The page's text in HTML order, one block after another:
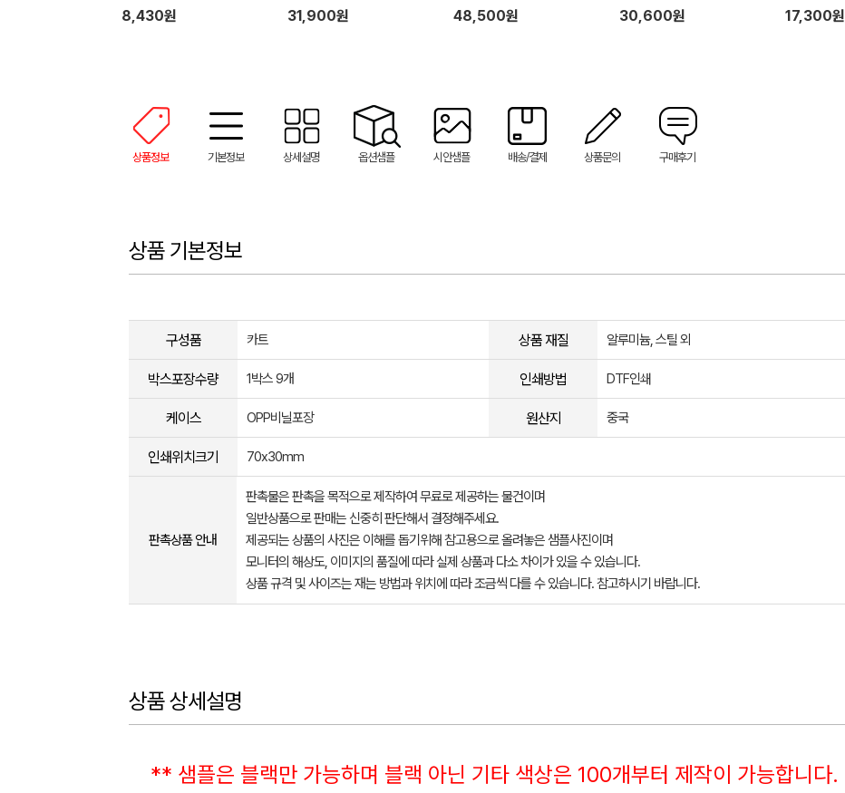
8,430원
x450mm)
31,900원 48,500원 30,600원 17,300원
상품정보 기본정보 상세설명 옵션샘플 시안샘플 배송/결제 상품문의 구매후기
상품 기본정보
구성품 카트 상품 재질 알루미늄, 스틸 외
박스포장수량 1박스 9개 인쇄방법 DTF인쇄
케이스 OPP비닐포장 원산지 중국
인쇄위치크기 70x30mm
판촉상품 안내
판촉물은 판촉을 목적으로 제작하여 무료로 제공하는 물건이며
일반상품으로 판매는 신중히 판단해서 결정해주세요.
제공되는 상품의 사진은 이해를 돕기위해 참고용으로 올려놓은 샘플사진이며
모니터의 해상도, 이미지의 품질에 따라 실제 상품과 다소 차이가 있을 수 있습니다.
상품 규격 및 사이즈는 재는 방법과 위치에 따라 조금씩 다를 수 있습니다. 참고하시기 바랍니다.
상품 상세설명
** 샘플은 블랙만 가능하며 블랙 아닌 기타 색상은 100개부터 제작이 가능합니다.